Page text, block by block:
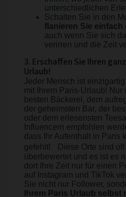
unterschiedlichen
Schalten Sie in den
flanieren Sie einfach
auch wenn Sie sich
verirren und die Zeit
3. Erschaffen Sie Ihren
Urlaub!
Jeder Mensch ist
mit Ihrem Paris-Urlaub!
besten Bäckerei, dem
der geheimsten Bar, der
oder dem erlesensten
Influencern empfohlen
dass Ihr Aufenthalt in Paris
gefehlt! Diese Orte sind oft
überbewertet und es ist es
dort Ihre Zeit nur für einen
auf Instagram und TikTok
Sie nicht nur Follower,
Ihrem Paris Urlaub selbst